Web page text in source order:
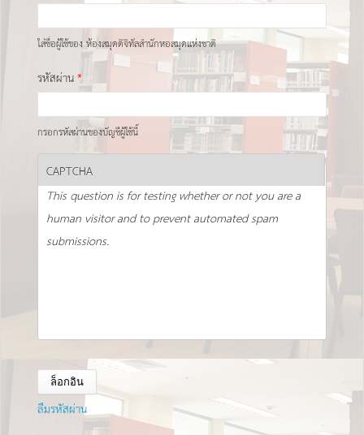
ใส่ชื่อผู้ใช้ของ ห้องสมุดดิจิทัลสำนักหอสมุดแห่งชาติ
รหัสผ่าน*
กรอกรหัสผ่านของบัญชีผู้ใช้นี้
CAPTCHA
This question is for testing whether or not you are a
human visitor and to prevent automated spam
submissions.
ลืมรหัสผ่าน